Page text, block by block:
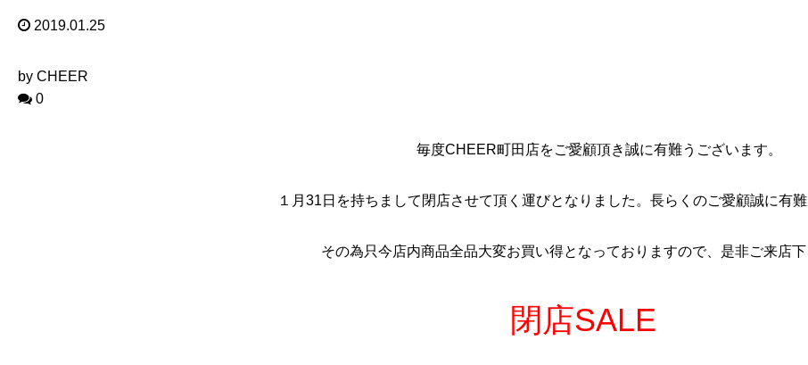
2019.01.25
by CHEER
0
毎度CHEER町田店をご愛顧頂き誠に有難うございます。
１月31日を持ちまして閉店させて頂く運びとなりました。長らくのご愛顧誠に有難
その為只今店内商品全品大変お買い得となっておりますので、是非ご来店下
閉店SALE